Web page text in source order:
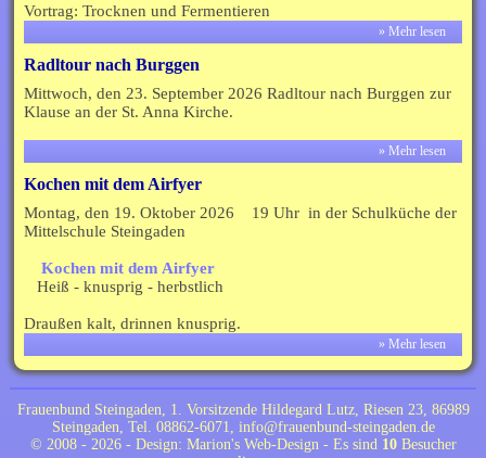
Vortrag: Trocknen und Fermentieren
» Mehr lesen
Radltour nach Burggen
Mittwoch, den 23. September 2026 Radltour nach Burggen zur
Klause an der St. Anna Kirche.
» Mehr lesen
Kochen mit dem Airfyer
Montag, den 19. Oktober 2026 19 Uhr in der Schulküche der
Mittelschule Steingaden
Kochen mit dem Airfyer
Heiß - knusprig - herbstlich
Draußen kalt, drinnen knusprig.
» Mehr lesen
Frauenbund Steingaden, 1. Vorsitzende Hildegard Lutz, Riesen 23, 86989
Steingaden, Tel. 08862-6071, info@frauenbund-steingaden.de
© 2008 - 2026 - Design: Marion's Web-Design - Es sind 10Besucher